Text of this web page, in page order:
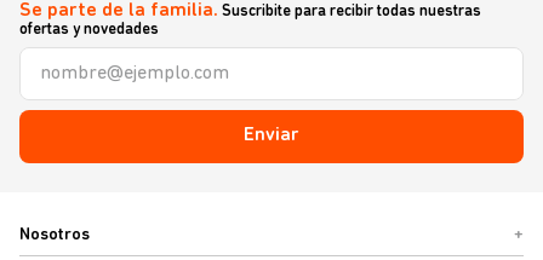
Se parte de la familia. Suscribite para recibir todas nuestras
ofertas y novedades
Enviar
Nosotros +